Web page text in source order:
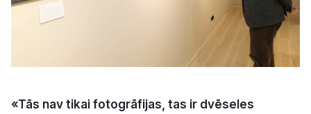
Sludinājumi
«Tās nav tikai fotogrāfijas, tas ir dvēseles